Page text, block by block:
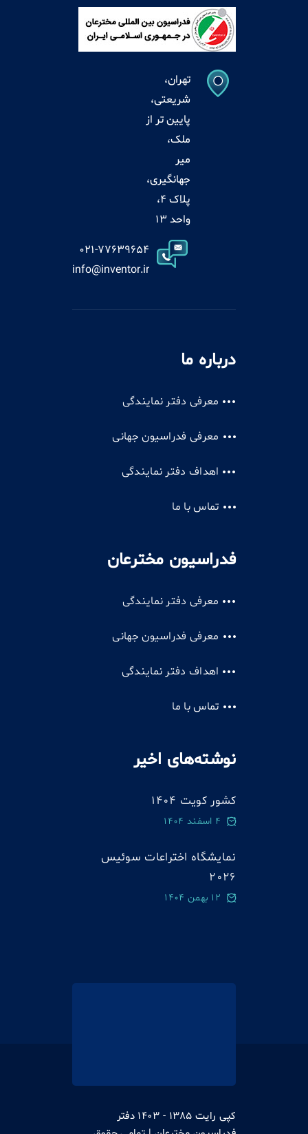
تهران،
شریعتی،
پایین تر از
ملک،
میر
جهانگیری،
پلاک 4،
واحد 13
021-77639654
info@inventor.ir
درباره ما
معرفی دفتر نمایندگی
معرفی فدراسیون جهانی
اهداف دفتر نمایندگی
تماس با ما
فدراسیون مخترعان
معرفی دفتر نمایندگی
معرفی فدراسیون جهانی
اهداف دفتر نمایندگی
تماس با ما
نوشته‌های اخیر
کشور کویت 1404
4 اسفند 1404
نمایشگاه اختراعات سوئيس
2026
12 بهمن 1404
کپی رایت 1385 - 1403 دفتر